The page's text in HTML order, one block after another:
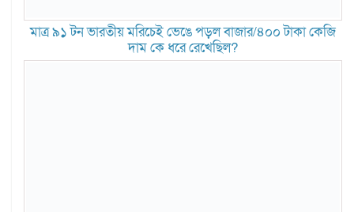
মাত্র ৯১ টন ভারতীয় মরিচেই ভেঙে পড়ল বাজার/৪০০ টাকা কেজি
দাম কে ধরে রেখেছিল?